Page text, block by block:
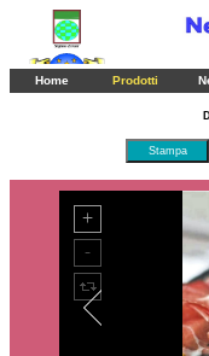
Home Prodotti
Pagina 1 4 6 7 10
26 27 30 31
Stampa